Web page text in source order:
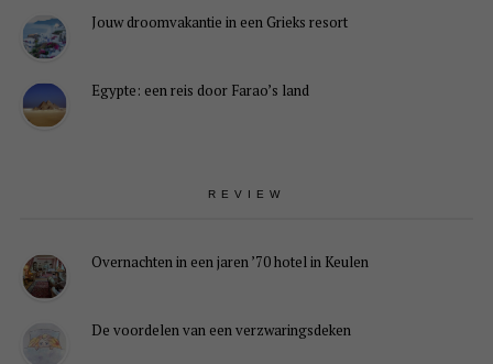
Jouw droomvakantie in een Grieks resort
Egypte: een reis door Farao’s land
REVIEW
Overnachten in een jaren ’70 hotel in Keulen
De voordelen van een verzwaringsdeken